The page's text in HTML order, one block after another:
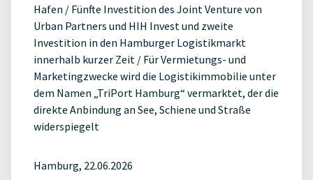
Hafen / Fünfte Investition des Joint Venture von
Urban Partners und HIH Invest und zweite
Investition in den Hamburger Logistikmarkt
innerhalb kurzer Zeit / Für Vermietungs- und
Marketingzwecke wird die Logistikimmobilie unter
dem Namen „TriPort Hamburg“ vermarktet, der die
direkte Anbindung an See, Schiene und Straße
widerspiegelt
Hamburg, 22.06.2026